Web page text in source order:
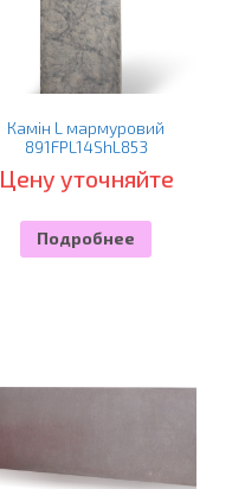
Камін L мармуровий
891FPL14ShL853
Цену уточняйте
Подробнее